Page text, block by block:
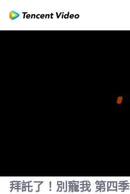
拜託了！別寵我 第四季